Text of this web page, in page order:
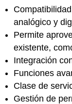
analógico y
Permite
existente,
Integración
Funciones
Clase de
Gestión de